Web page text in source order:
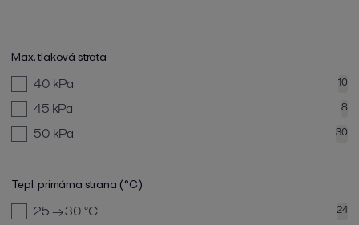
Max. tlaková strata
40 kPa 10
45 kPa 8
50 kPa 30
Tepl. primárna strana (°C)
25 → 30°C 24